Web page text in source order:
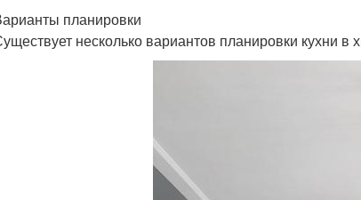
планировки
несколько вариантов планировки кухни в